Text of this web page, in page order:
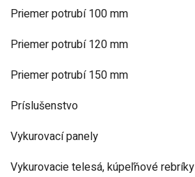
Priemer potrubí 100 mm
Priemer potrubí 120 mm
Priemer potrubí 150 mm
Príslušenstvo
Vykurovací panely
Vykurovacie telesá, kúpeľňové rebríky